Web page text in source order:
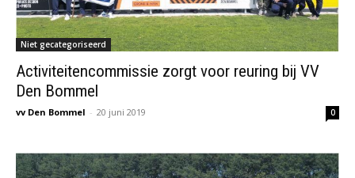
Niet gecategoriseerd
Activiteitencommissie zorgt voor reuring bij VV
Den Bommel
vv Den Bommel - 20 juni 2019 0